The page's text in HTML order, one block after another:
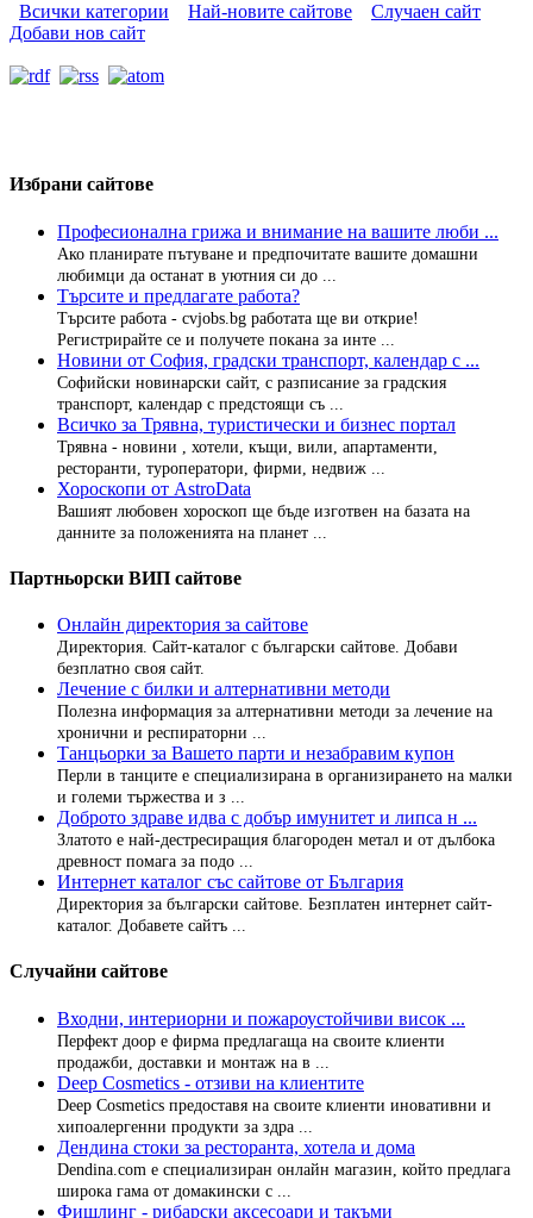
Всички категории Най-новите сайтове
Случаен сайт
Добави нов сайт
Избрани сайтове
Професионална грижа и внимание на вашите люби ...
Ако планирате пътуване и предпочитате вашите домашни
любимци да останат в уютния си до ...
Търсите и предлагате работа?
Търсите работа - cvjobs.bg работата ще ви открие!
Регистрирайте се и получете покана за инте ...
Новини от София, градски транспорт, календар с ...
Софийски новинарски сайт, с разписание за градския
транспорт, календар с предстоящи съ ...
Всичко за Трявна, туристически и бизнес портал
Трявна - новини , хотели, къщи, вили, апартаменти,
ресторанти, туроператори, фирми, недвиж ...
Хороскопи от AstroData
Вашият любовен хороскоп ще бъде изготвен на базата на
данните за положенията на планет ...
Партньорски ВИП сайтове
Онлайн директория за сайтове
Директория. Сайт-каталог с български сайтове. Добави
безплатно своя сайт.
Лечение с билки и алтернативни методи
Полезна информация за алтернативни методи за лечение на
хронични и респираторни ...
Танцьорки за Вашето парти и незабравим купон
Перли в танците е специализирана в организирането на малки
и големи тържества и з ...
Доброто здраве идва с добър имунитет и липса н ...
Златото е най-дестресиращия благороден метал и от дълбока
древност помага за подо ...
Интернет каталог със сайтове от България
Директория за български сайтове. Безплатен интернет сайт-
каталог. Добавете сайтъ ...
Случайни сайтове
Входни, интериорни и пожароустойчиви висок ...
Перфект доор е фирма предлагаща на своите клиенти
продажби, доставки и монтаж на в ...
Deep Cosmetics - отзиви на клиентите
Deep Cosmetics предоставя на своите клиенти иновативни и
хипоалергенни продукти за здра ...
Дендина стоки за ресторанта, хотела и дома
Dendina.com е специализиран онлайн магазин, който предлага
широка гама от домакински с ...
Фишлинг - рибарски аксесоари и такъми